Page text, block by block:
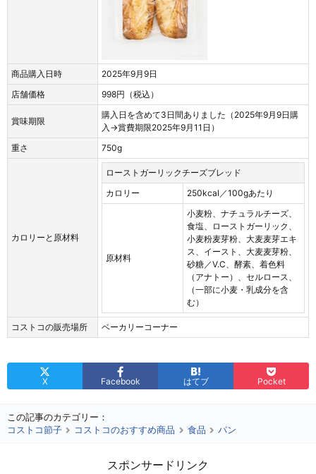
商品購入日時
2025年9月9日
店舗価格
998円（税込）
賞味期限
購入日を含めて3日間ありました（2025年9月9日購
入→賞費期限2025年9月11日）
重さ
750g
カロリーと原材料
ローストガーリックチーズブレッド
カロリー
250kcal／100gあたり
原材料
小麦粉、ナチュラルチーズ、
食塩、ローストガーリック、
小麦粉麦芽粉、大麦麦芽エキ
ス、イースト、大麦麦芽粉、
砂糖／V.C、酵素、着色料
（アナトー）、セルロース、
（一部に小麦・乳成分を含
む）
コストコの販売場所 ベーカリーコーナー
X Facebook はてブ Pocket
この記事のカテゴリー：
コストコ節子
コストコのおすすめ商品 食品 パン
スポンサードリンク